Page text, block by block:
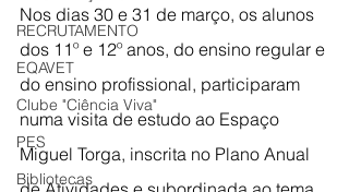
RECRUTAMENTO
EQAVET
Clube "Ciência Viva"
PES
Bibliotecas
Nos dias 30 e 31 de março, os alunos
dos 11º e 12º anos, do ensino regular e
do ensino profissional, participaram
numa visita de estudo ao Espaço
Miguel Torga, inscrita no Plano Anual